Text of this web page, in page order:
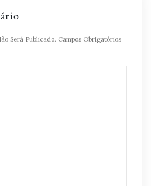
Será Publicado. Campos Obrigatórios